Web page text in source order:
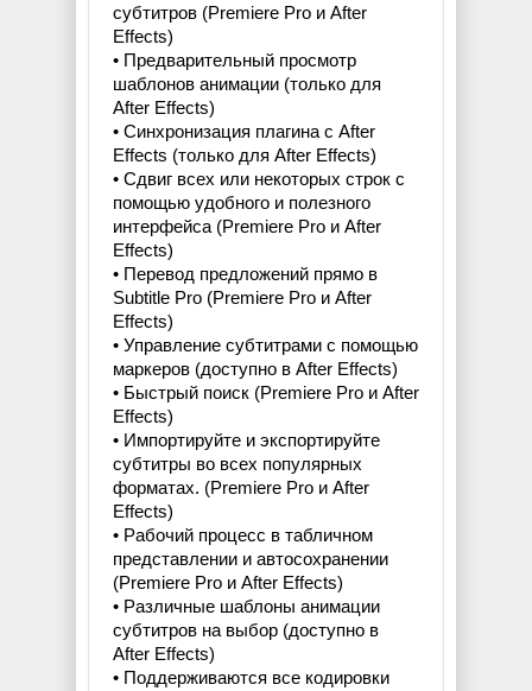
субтитров (Premiere Pro и After
Effects)
• Предварительный просмотр
шаблонов анимации (только для
After Effects)
• Синхронизация плагина с After
Effects (только для After Effects)
• Сдвиг всех или некоторых строк с
помощью удобного и полезного
интерфейса (Premiere Pro и After
Effects)
• Перевод предложений прямо в
Subtitle Pro (Premiere Pro и After
Effects)
• Управление субтитрами с помощью
маркеров (доступно в After Effects)
• Быстрый поиск (Premiere Pro и After
Effects)
• Импортируйте и экспортируйте
субтитры во всех популярных
форматах. (Premiere Pro и After
Effects)
• Рабочий процесс в табличном
представлении и автосохранении
(Premiere Pro и After Effects)
• Различные шаблоны анимации
субтитров на выбор (доступно в
After Effects)
• Поддерживаются все кодировки